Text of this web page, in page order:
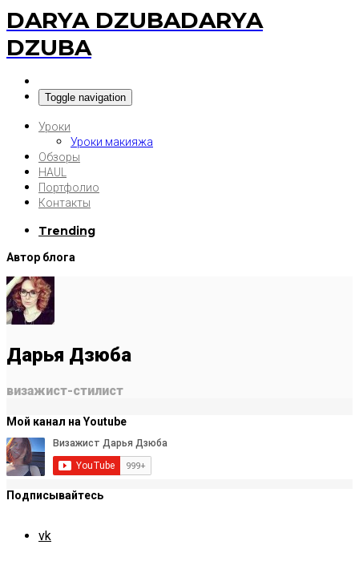
DARYA DZUBADARYA
DZUBA
Toggle navigation
Уроки
Уроки макияжа
Обзоры
HAUL
Портфолио
Контакты
Trending
Автор блога
Дарья Дзюба
визажист-стилист
Мой канал на Youtube
Подписывайтесь
vk